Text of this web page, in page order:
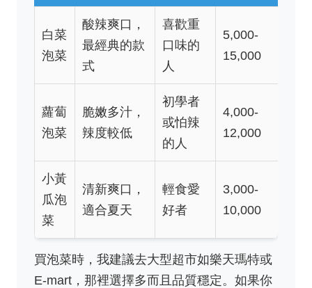
白菜
泡菜
酸辣爽口，
最經典的款
式
喜歡重
口味的
人
5,000-
15,000
蘿蔔
泡菜
脆嫩多汁，
辣度較低
初學者
或怕辣
的人
4,000-
12,000
小黃
瓜泡
菜
清新爽口，
適合夏天
輕食愛
好者
3,000-
10,000
買泡菜時，我建議去大型超市如樂天瑪特或
E-mart，那裡選擇多而且品質穩定。如果你